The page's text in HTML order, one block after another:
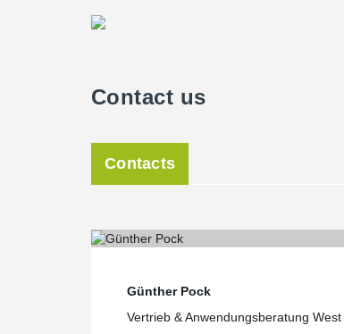
Contact us
Contacts
Günther Pock
Vertrieb & Anwendungsberatung West